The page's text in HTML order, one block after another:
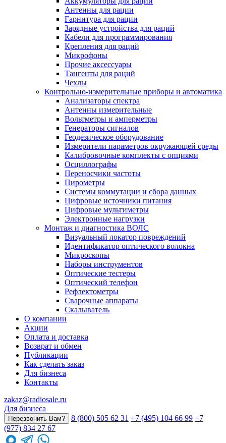
Антенны для рации
Гарнитура для рации
Зарядные устройства для раций
Кабели для программирования
Крепления для раций
Микрофоны
Прочие аксессуары
Тангенты для раций
Чехлы
Контрольно-измерительные приборы и автоматика
Анализаторы спектра
Антенны измерительные
Вольтметры и амперметры
Генераторы сигналов
Геодезическое оборудование
Измерители параметров окружающей среды
Калибровочные комплекты с опциями
Осциллографы
Переносчики частоты
Пирометры
Системы коммутации и сбора данных
Цифровые источники питания
Цифровые мультиметры
Электронные нагрузки
Монтаж и диагностика ВОЛС
Визуальный локатор повреждений
Идентификатор оптического волокна
Микроскопы
Наборы инструментов
Оптические тестеры
Оптический телефон
Рефлектометры
Сварочные аппараты
Скалыватель
О компании
Акции
Оплата и доставка
Возврат и обмен
Публикации
Как сделать заказ
Для бизнеса
Контакты
zakaz@radiosale.ru
Для бизнеса
Перезвонить Вам? 8 (800) 505 62 31 +7 (495) 104 66 99 +7
(977) 834 27 67